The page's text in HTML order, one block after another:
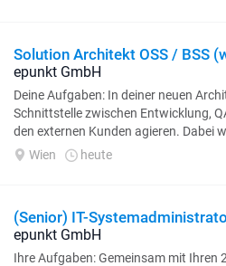
Solution Architekt OSS / BSS
epunkt GmbH
Deine Aufgaben: In deiner neuen
Schnittstelle zwischen Entwicklung,
den externen Kunden agieren. Dabei
rund um eine OSS/BSS-Lösung...
Wien heute
(Senior) IT-
epunkt GmbH
Ihre Aufgaben: Gemeinsam mit Ihren